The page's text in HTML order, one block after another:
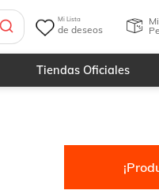
Mi Lista
de deseos
Tiendas Oficiales